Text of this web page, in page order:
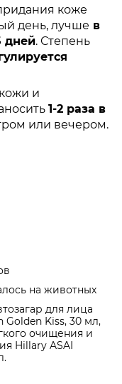
коже
день, лучше в
дней. Степень
и
1-2 раза в
или вечером.
на животных
для лица
Golden Kiss, 30 мл,
очищения и
Hillary ASAI